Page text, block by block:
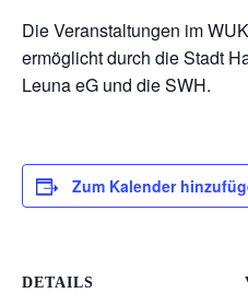
Die Veranstaltungen im
ermöglicht durch die Stadt
Leuna eG und die SWH.
Zum Kalender
DETAILS